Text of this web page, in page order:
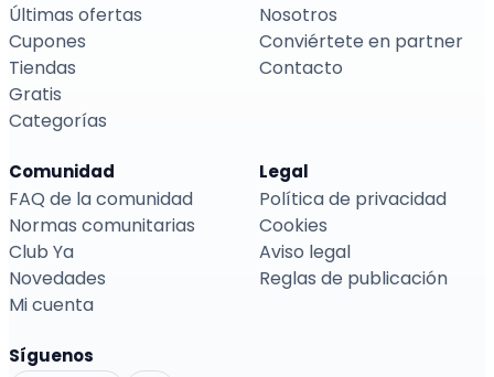
Últimas ofertas
Cupones
Tiendas
Gratis
Categorías
Nosotros
Conviértete en partner
Contacto
Comunidad
FAQ de la comunidad
Normas comunitarias
Club Ya
Novedades
Mi cuenta
Legal
Política de privacidad
Cookies
Aviso legal
Reglas de publicación
Síguenos